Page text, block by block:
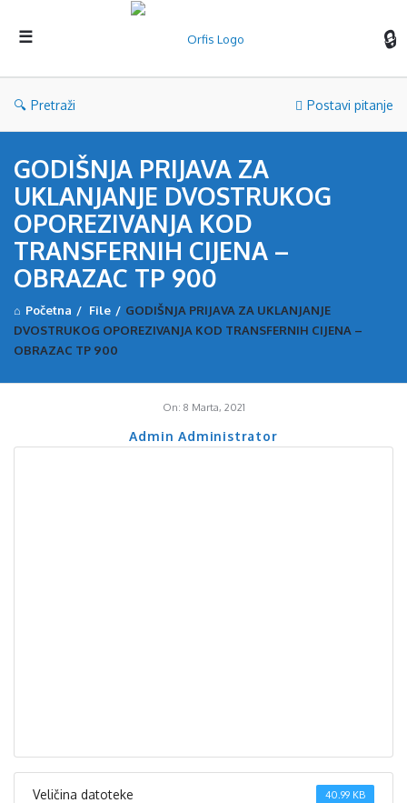
Pretraži Postavi pitanje
GODIŠNJA PRIJAVA ZA
UKLANJANJE DVOSTRUKOG
OPOREZIVANJA KOD
TRANSFERNIH CIJENA –
OBRAZAC TP 900
Početna / File / GODIŠNJA PRIJAVA ZA UKLANJANJE
DVOSTRUKOG OPOREZIVANJA KOD TRANSFERNIH CIJENA –
OBRAZAC TP 900
On: 8 Marta, 2021
Admin Administrator
Veličina datoteke 40.99 KB